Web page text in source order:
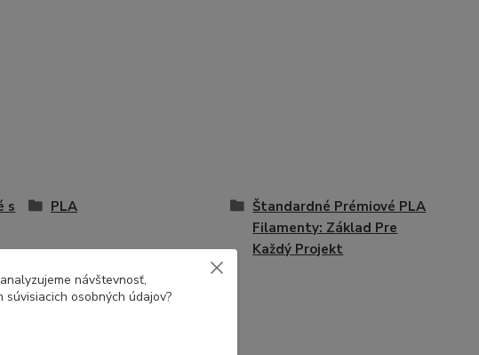
s
PLA
Štandardné Prémiové PLA
Filamenty: Základ Pre
Každý Projekt
návštevnosť,
osobných údajov?